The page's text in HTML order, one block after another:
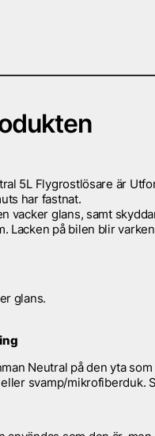
5L Flygrostlösare är
har fastnat.
vacker glans, samt
Lacken på bilen blir
glans.
Neutral på den yta
svamp/mikrofiberduk.